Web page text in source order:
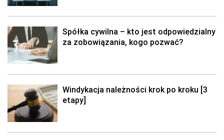
Spółka cywilna – kto jest odpowiedzialny
za zobowiązania, kogo pozwać?
Windykacja należności krok po kroku [3
etapy]